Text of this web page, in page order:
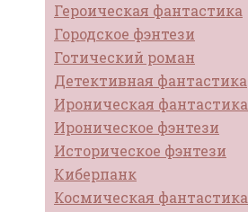
Героическая фантастика
Городское фэнтези
Готический роман
Детективная фантастика
Ироническая фантастика
Ироническое фэнтези
Историческое фэнтези
Киберпанк
Космическая фантастика